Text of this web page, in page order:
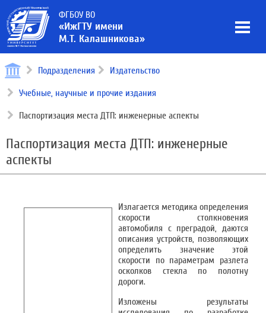
ФГБОУ ВО
«ИжГТУ имени
М.Т. Калашникова»
Подразделения Издательство
Учебные, научные и прочие издания
Паспортизация места ДТП: инженерные аспекты
Паспортизация места ДТП: инженерные
аспекты
Излагается методика определения
скорости столкновения
автомобиля с преградой, даются
описания устройств, позволяющих
определить значение этой
скорости по параметрам разлета
осколков стекла по полотну
дороги.
Изложены результаты